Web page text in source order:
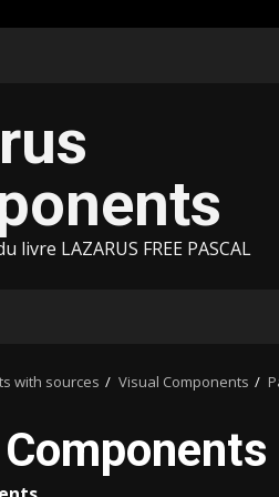
livre LAZARUS FREE PASCAL
with sources Visual Components